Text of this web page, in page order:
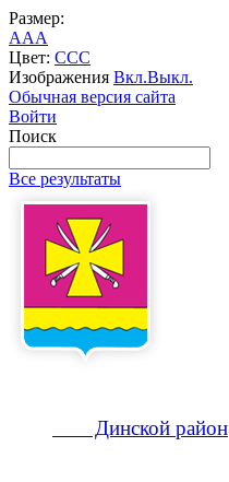
Размер:
AAA
Цвет: CCC
Изображения Вкл.Выкл.
Обычная версия сайта
Войти
Поиск
Все результаты
Динской район